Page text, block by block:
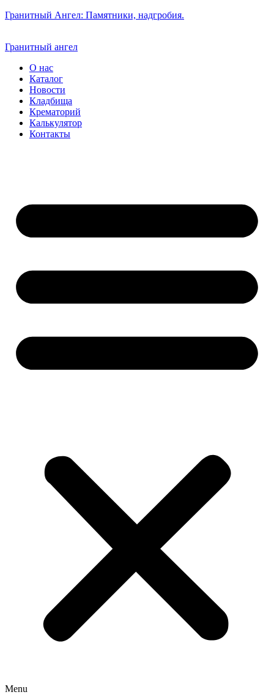
Гранитный Ангел: Памятники, надгробия.
Гранитный ангел
О нас
Каталог
Новости
Кладбища
Крематорий
Калькулятор
Контакты
Menu